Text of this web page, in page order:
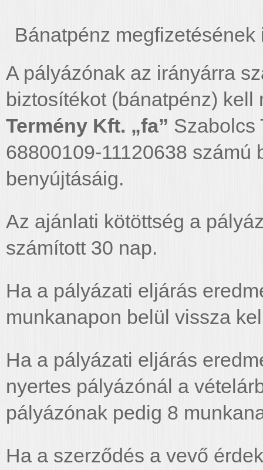
Bánatpénz megfizetésének
A pályázónak az irányárra
biztosítékot (bánatpénz)
Termény Kft. „fa” Szabolcs
68800109-11120638 számú
benyújtásáig.
Az ajánlati kötöttség a
számított 30 nap.
Ha a pályázati eljárás
munkanapon belül vissza
Ha a pályázati eljárás
nyertes pályázónál a
pályázónak pedig 8
Ha a szerződés a vevő